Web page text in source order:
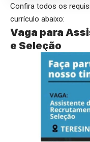
Confira todos os
currículo abaixo:
Vaga para
e Seleção